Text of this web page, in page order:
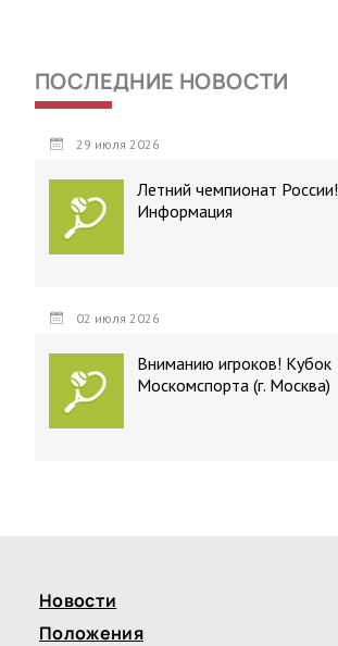
ПОСЛЕДНИЕ НОВОСТИ
29 июля 2026
Летний чемпионат России!
Информация
02 июля 2026
Вниманию игроков! Кубок
Москомспорта (г. Москва)
Новости
Положения